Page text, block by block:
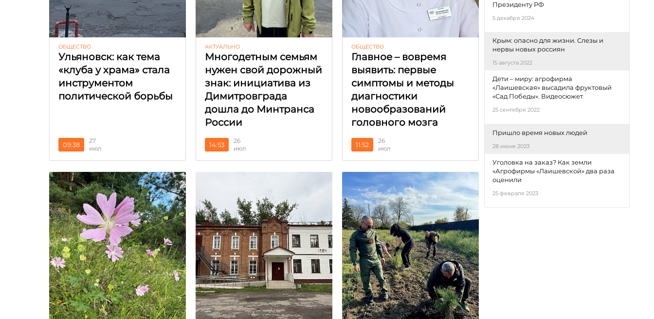
ОБЩЕСТВО
Ульяновск: как тема
«клуба у храма» стала
инструментом
политической борьбы
09:38
27
июл
АКТУАЛЬНО
Многодетным семьям
нужен свой дорожный
знак: инициатива из
Димитровграда
дошла до Минтранса
России
14:53
26
июл
ОБЩЕСТВО
Главное – вовремя
выявить: первые
симптомы и методы
диагностики
новообразований
головного мозга
11:52
26
июл
Президенту РФ
5 декабря 2024
Крым: опасно для жизни. Слезы и
нервы новых россиян
15 августа 2022
Дети – миру: агрофирма
«Лаишевская» высадила фруктовый
«Сад Победы». Видеосюжет
25 сентября 2022
Пришло время новых людей
28 июня 2023
Уголовка на заказ? Как земли
«Агрофирмы «Лаишевской» два раза
оценили
25 февраля 2023